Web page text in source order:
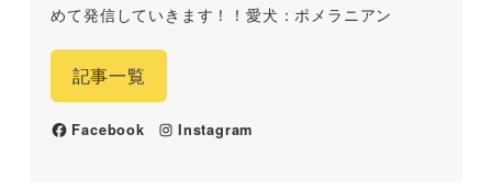
めて発信していきます！！愛犬：ポメラニアン
記事一覧
Facebook Instagram